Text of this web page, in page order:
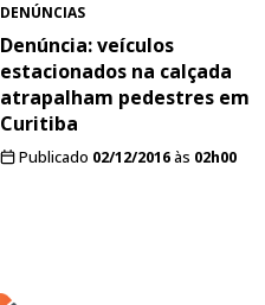
DENÚNCIAS
Denúncia: veículos
estacionados na calçada
atrapalham pedestres em
Curitiba
Publicado 02/12/2016às 02h00